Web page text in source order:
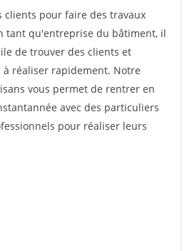
clients pour faire des travaux
tant qu'entreprise du bâtiment, il
de trouver des clients et
réaliser rapidement. Notre
vous permet de rentrer en
avec des particuliers
pour réaliser leurs